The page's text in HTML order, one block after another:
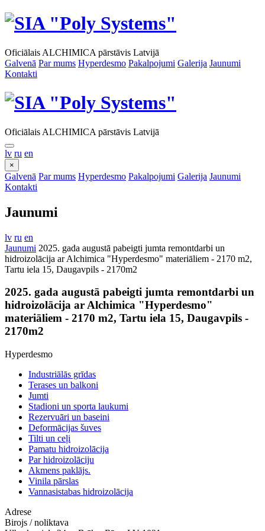
Oficiālais ALCHIMICA pārstāvis Latvijā
Galvenā Par mums Hyperdesmo Pakalpojumi Galerija Jaunumi
Kontakti
Oficiālais ALCHIMICA pārstāvis Latvijā
lv ru en
×
Galvenā Par mums Hyperdesmo Pakalpojumi Galerija Jaunumi
Kontakti
Jaunumi
lv ru en
Jaunumi 2025. gada augustā pabeigti jumta remontdarbi un
hidroizolācija ar Alchimica "Hyperdesmo" materiāliem - 2170 m2,
Tartu iela 15, Daugavpils - 2170m2
2025. gada augustā pabeigti jumta remontdarbi un
hidroizolācija ar Alchimica "Hyperdesmo"
materiāliem - 2170 m2, Tartu iela 15, Daugavpils -
2170m2
Hyperdesmo
Industriālās grīdas
Terases un balkoni
Jumti
Stadioni un sporta laukumi
Rezervuāri un baseini
Deformācijas šuves
Tilti un ceļi
Pamatu hidroizolācija
Par hidroizolāciju
Akmens paklājs.
Vinila pārslas
Vannasistabas hidroizolācija
Adrese
Birojs / noliktava